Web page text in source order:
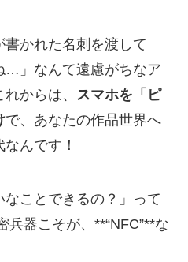
かれた名刺を渡して
…」なんて遠慮がちなア
からは、 スマホを「ピ
で、あなたの作品世界へ
んです！
なことできるの？」って
器こそが、**“NFC”**な